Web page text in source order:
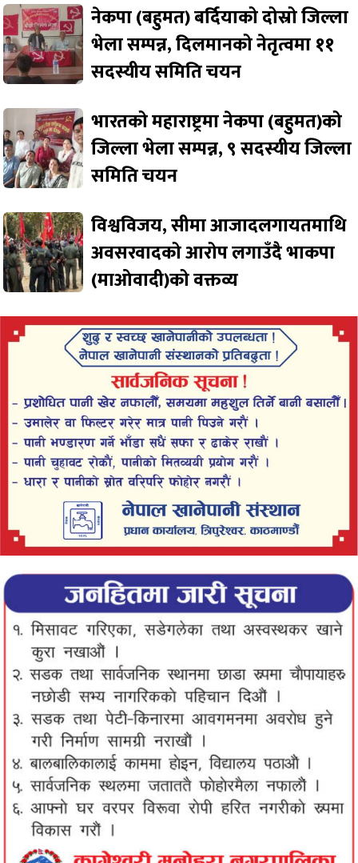
नेकपा (बहुमत) बर्दियाको दोस्रो जिल्ला
भेला सम्पन्न, दिलमानको नेतृत्वमा ११
सदस्यीय समिति चयन
भारतको महाराष्ट्रमा नेकपा (बहुमत)को
जिल्ला भेला सम्पन्न, ९ सदस्यीय जिल्ला
समिति चयन
विश्वविजय, सीमा आजादलगायतमाथि
अवसरवादको आरोप लगाउँदै भाकपा
(माओवादी)को वक्तव्य